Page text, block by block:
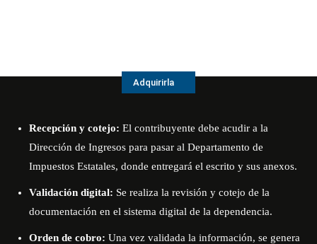
Adquirirla
Recepción y cotejo: El contribuyente debe acudir a la
Dirección de Ingresos para pasar al Departamento de
Impuestos Estatales, donde entregará el escrito y sus anexos.
Validación digital: Se realiza la revisión y cotejo de la
documentación en el sistema digital de la dependencia.
Orden de cobro: Una vez validada la información, se genera